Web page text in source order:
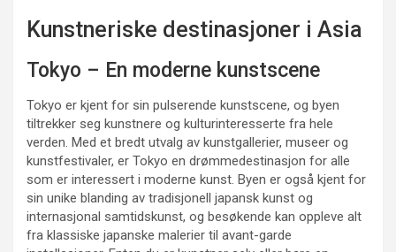
Kunstneriske destinasjoner i Asia
Tokyo – En moderne kunstscene
Tokyo er kjent for sin pulserende kunstscene, og byen
tiltrekker seg kunstnere og kulturinteresserte fra hele
verden. Med et bredt utvalg av kunstgallerier, museer og
kunstfestivaler, er Tokyo en drømmedestinasjon for alle
som er interessert i moderne kunst. Byen er også kjent for
sin unike blanding av tradisjonell japansk kunst og
internasjonal samtidskunst, og besøkende kan oppleve alt
fra klassiske japanske malerier til avant-garde